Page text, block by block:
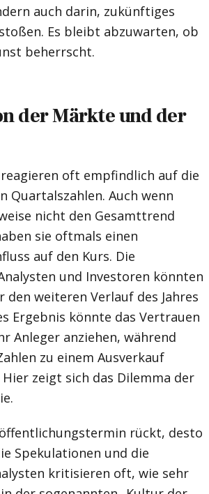
auch darin, zukünftiges
Es bleibt abzuwarten, ob
beherrscht.
der Märkte und der
oft empfindlich auf die
Quartalszahlen. Auch wenn
nicht den Gesamttrend
sie oftmals einen
auf den Kurs. Die
und Investoren könnten
den weiteren Verlauf des Jahres
Ergebnis könnte das Vertrauen
Anleger anziehen, während
zu einem Ausverkauf
zeigt sich das Dilemma der
rückt, desto
Spekulationen und die
kritisieren oft, wie sehr